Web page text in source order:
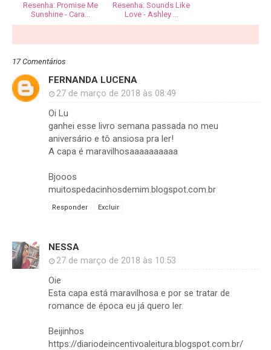
Resenha: Promise Me
Sunshine - Cara...
Resenha: Sounds Like
Love - Ashley ...
17 Comentários
FERNANDA LUCENA
27 de março de 2018 às 08:49
Oi Lu
ganhei esse livro semana passada no meu
aniversário e tô ansiosa pra ler!
A capa é maravilhosaaaaaaaaaa
Bjooos
muitospedacinhosdemim.blogspot.com.br
Responder Excluir
NESSA
27 de março de 2018 às 10:53
Oie
Esta capa está maravilhosa e por se tratar de
romance de época eu já quero ler.
Beijinhos
https://diariodeincentivoaleitura.blogspot.com.br/